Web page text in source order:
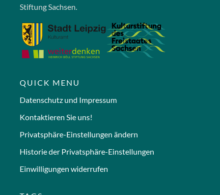
Stiftung Sachsen.
QUICK MENU
Datenschutz und Impressum
Kontaktieren Sie uns!
Privatsphäre-Einstellungen ändern
Historie der Privatsphäre-Einstellungen
Einwilligungen widerrufen